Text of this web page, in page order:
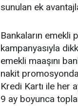
sunulan ek
Bankaların emekli
kampanyasıyla
emekli maaşını
nakit
Kredi Kartı ile her
9 ay boyunca